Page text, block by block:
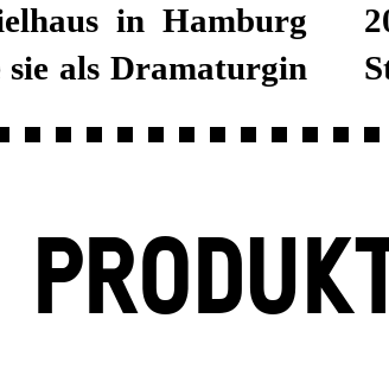
in Hamburg
sie als Dramaturgin
am Schauspiel